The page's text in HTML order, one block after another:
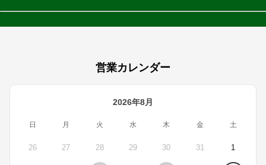
営業カレンダー
2026年8月
日 月 火 水 木 金 土
26 27 28 29 30 31 1